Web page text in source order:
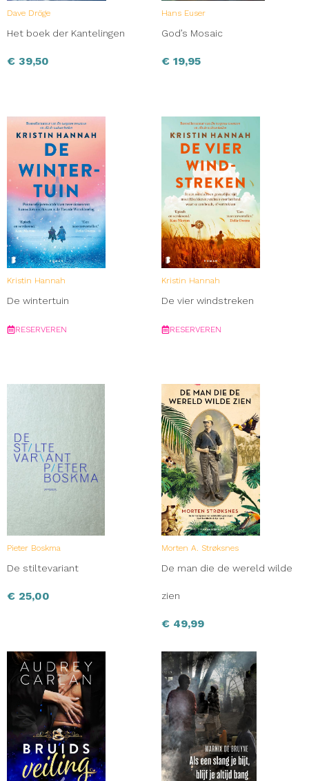
Dave Dröge
Het boek der Kantelingen
€ 39,50
Hans Euser
God’s Mosaic
€ 19,95
Kristin Hannah
De wintertuin
RESERVEREN
Kristin Hannah
De vier windstreken
RESERVEREN
Pieter Boskma
De stiltevariant
€ 25,00
Morten A. Strøksnes
De man die de wereld wilde
zien
€ 49,99